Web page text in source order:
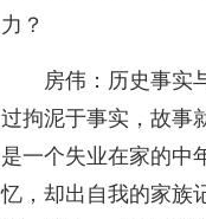
力？
房伟：历史事实
过拘泥于事实，故事
是一个失业在家的中
忆，却出自我的家族